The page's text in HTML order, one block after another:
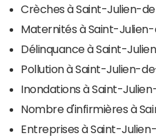
Crèches à Saint-Julien-
Maternités à Saint-
Délinquance à Saint-
Pollution à Saint-Julien-
Inondations à Saint-
Nombre d'infirmières à
Entreprises à Saint-